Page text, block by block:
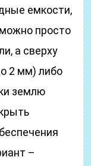
емкости,
просто
а сверху
2 мм) либо
землю
–